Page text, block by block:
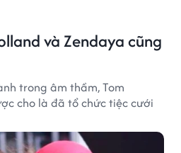
và Zendaya cũng
trong âm thầm, Tom
cho là đã tổ chức tiệc cưới